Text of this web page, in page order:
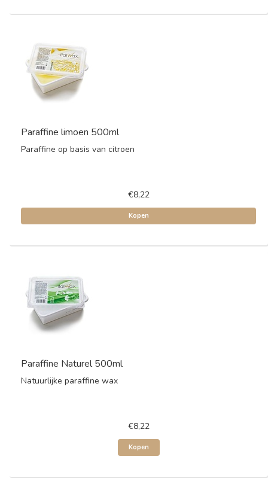
Paraffine limoen 500ml
Paraffine op basis van citroen
€8,22
Kopen
Paraffine Naturel 500ml
Natuurlijke paraffine wax
€8,22
Kopen